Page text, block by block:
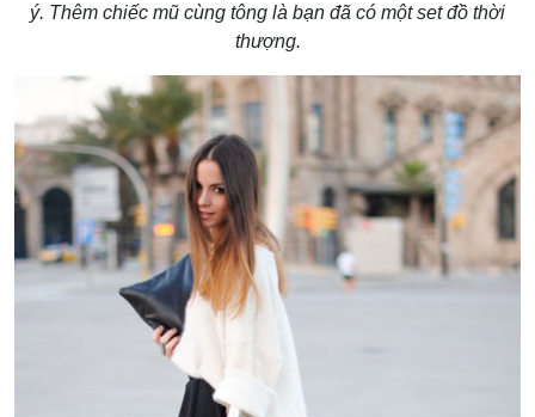
ý. Thêm chiếc mũ cùng tông là bạn đã có một set đồ thời
thượng.